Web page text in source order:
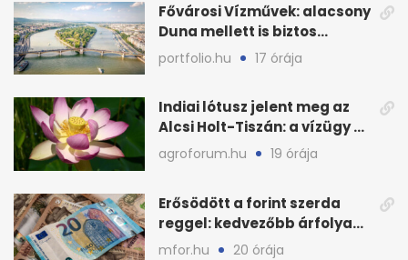
Fővárosi Vízművek: alacsony
Duna mellett is biztos
Budapest ivóvize
portfolio.hu 17 órája
Indiai lótusz jelent meg az
Alcsi Holt-Tiszán: a vízügy a
stégtulajdonosokat kéri
agroforum.hu 19 órája
Erősödött a forint szerda
reggel: kedvezőbb árfolyam
az euróhoz képest
mfor.hu 20 órája